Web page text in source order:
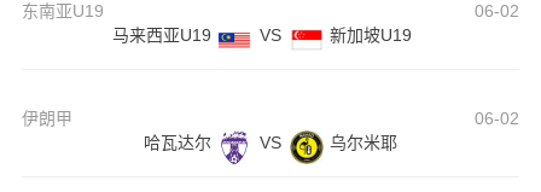
东南亚U19
06-02
马来西亚U19
VS 新加坡U19
伊朗甲
06-02
哈瓦达尔
VS 乌尔米耶